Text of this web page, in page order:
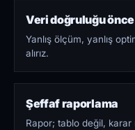
Veri doğruluğu
Yanlış ölçüm, yanlış
alırız.
Şeffaf raporlama
Rapor; tablo değil, karar